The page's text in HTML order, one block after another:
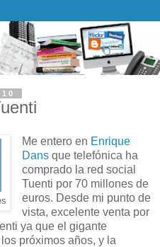
Me entero en Enrique
Dansque telefónica ha
comprado la red social
Tuenti por 70 millones de
euros. Desde mi punto de
vista, excelente venta por
ya que el gigante
próximos años, y la